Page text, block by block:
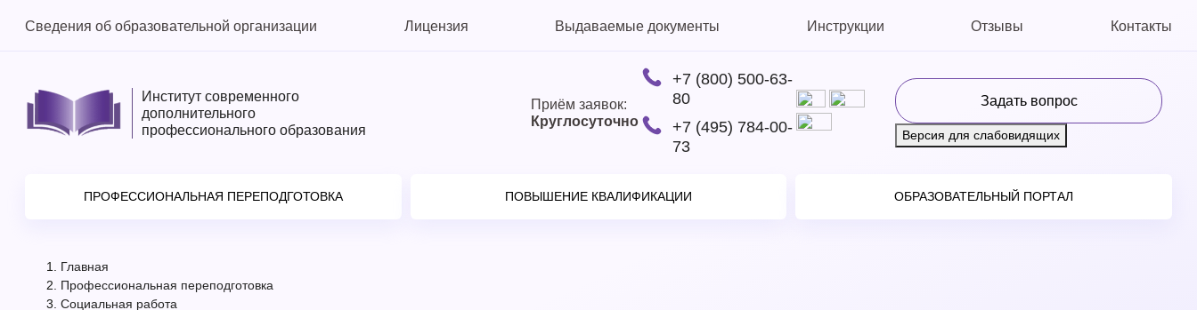
Сведения об образовательной организации Лицензия Выдаваемые документы Инструкции Отзывы Контакты
Институт современного
дополнительного
профессионального образования
Приём заявок:
Круглосуточно
+7 (800) 500-63-
80
+7 (495) 784-00-
73
Задать вопрос
Версия для слабовидящих
ПРОФЕССИОНАЛЬНАЯ ПЕРЕПОДГОТОВКА ПОВЫШЕНИЕ КВАЛИФИКАЦИИ ОБРАЗОВАТЕЛЬНЫЙ ПОРТАЛ
Главная
Профессиональная переподготовка
Социальная работа